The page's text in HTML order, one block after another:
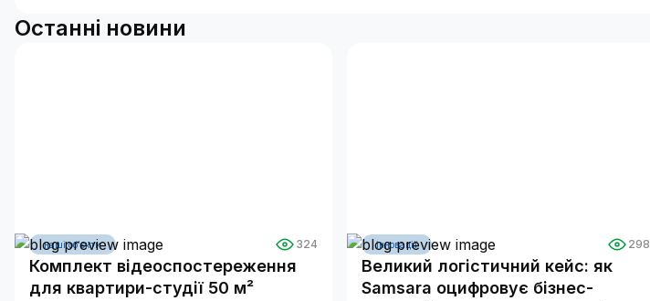
Останні новини
наші об'єкти 324
Комплект відеоспостереження
для квартири-студії 50 м²
інновації 298
Великий логістичний кейс: як
Samsara оцифровує бізнес-